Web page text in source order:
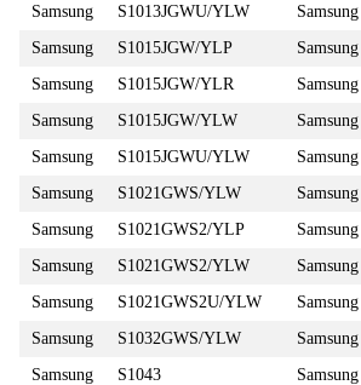
Samsung
S1013JGWU/YLW Samsung
Samsung
S1015JGW/YLP Samsung
Samsung
S1015JGW/YLR Samsung
Samsung
S1015JGW/YLW Samsung
Samsung
S1015JGWU/YLW Samsung
Samsung
S1021GWS/YLW Samsung
Samsung
S1021GWS2/YLP Samsung
Samsung
S1021GWS2/YLW Samsung
Samsung
S1021GWS2U/YLW Samsung
Samsung
S1032GWS/YLW Samsung
Samsung
S1043 Samsung